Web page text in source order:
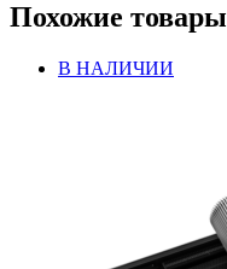
Похожие товары
В НАЛИЧИИ